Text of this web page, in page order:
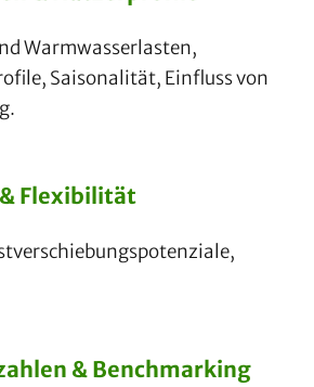
Warmwasserlasten,
Saisonalität, Einfluss von
Flexibilität
& Benchmarking